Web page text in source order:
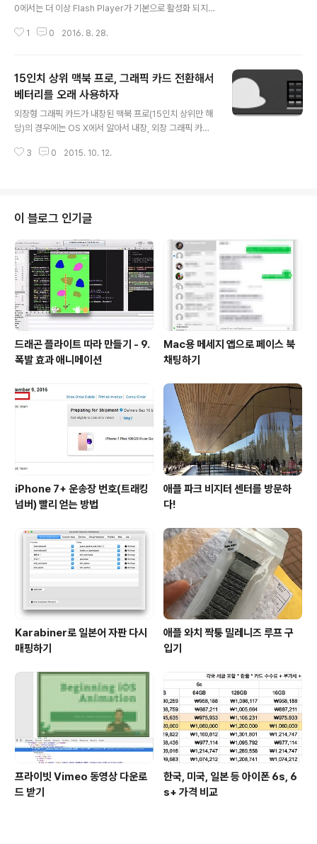
0에서는 더 이상 Flash Player가 기본으로 활성화 되지
h에서 사용되는 기능들은 html5로 다 커버가 되는 듯해서
e도 flash를 대부분 다 걷어 낸 듯 하다. 그런데 다수의 우
리나라 싸이트에서는 여전히 Flash를 사용하고 있다. 오늘
Bugs에서 음악을 듣기 위해서 재생버튼을 눌렀더니. 아래
그림 처럼 Flash Player 10 이상을 설치 해야 한다고 나
오거나 out of date 등의 메세지가 나오면서 새로운 버전
을 설치 하기를 권장했다...
1 0 2016. 8. 28.
15인치 상위 맥북 프로, 그래픽 카드 전환해서
베터리를 오래 사용하자
외장형 그래픽 카드가 내장된 맥북 프로(15인치 상위만 해
당)의 경우에는 OS X에서 알아서 내장, 외장 그래픽 카드
게 해준다. 15인치 상위모델 미만의 내장 그래픽 카드만 있
사용하게 해준다. 문제는 외장 전원을 사용하지 않고 유튜
브만 봐도 외장 그래픽 카드를 사용해서 베터리를 쭉쭉 사
용하게 된다. 가끔 난감할 때가 있다. gfxCardStatus는
내장, 외장 그래픽 카드를 수동으로 선택할 수 있으며, 자동
으로도 선택하게 할 수 있게 만들어 주는 애플리케이션이
다. 또한 오픈소스로..
3 0 2015. 10. 12.
이 블로그 인기글
드래곤 플라이트 따라 만들기 - 9.
폭발 효과 애니메이션
Mac용 메세지 앱으로 페이스 북
채팅하기
iPhone 7+ 운송장 번호(트래킹
넘버) 빨리 얻는 방법
애플 파크 비지터 센터를 방문하
다!
Karabiner로 일본어 자판 다시
매핑하기
애플 와치 짝퉁 밀레니즈 루프 구
입기
프라이빗 Vimeo 동영상 다운로
드 받기
한국, 미국, 일본 등 아이폰 6s, 6
s+ 가격 비교